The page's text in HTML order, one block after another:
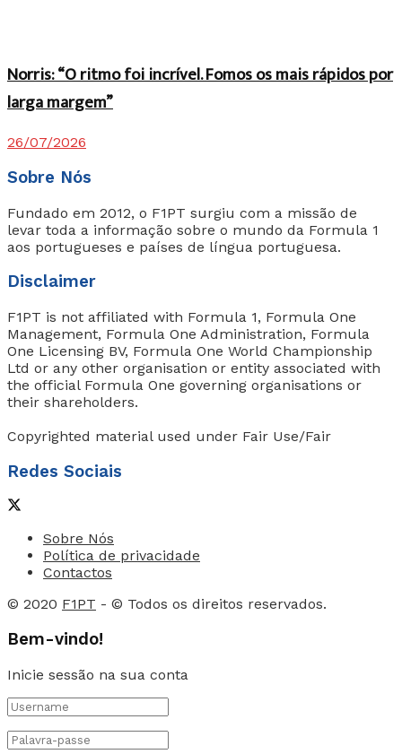
Norris: “O ritmo foi incrível. Fomos os mais rápidos por
larga margem”
26/07/2026
Sobre Nós
Fundado em 2012, o F1PT surgiu com a missão de
levar toda a informação sobre o mundo da Formula 1
aos portugueses e países de língua portuguesa.
Disclaimer
F1PT is not affiliated with Formula 1, Formula One
Management, Formula One Administration, Formula
One Licensing BV, Formula One World Championship
Ltd or any other organisation or entity associated with
the official Formula One governing organisations or
their shareholders.
Copyrighted material used under Fair Use/Fair
Redes Sociais
Sobre Nós
Política de privacidade
Contactos
© 2020 F1PT - © Todos os direitos reservados.
Bem-vindo!
Inicie sessão na sua conta